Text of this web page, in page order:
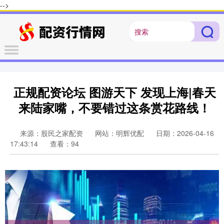
-->
正规配资论坛 图游天下 发现上海|春天
来陆家嘴，不要错过这条赏花路线！
来源：股民之家配资 网站：明辉优配
日期：2026-04-16
17:43:14
查看：94